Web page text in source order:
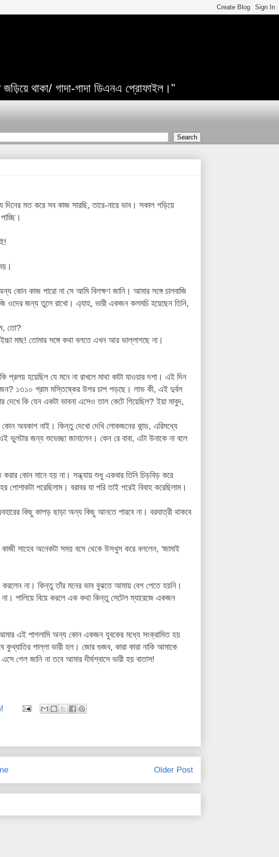
জড়িয়ে থাকা/ গাদা-গাদা ডিএনএ প্রোফাইল।"
মত করে সব কাজ সারছি, তারে-নারে ভাব। সকাল গড়িয়ে
কোন কাজ পারো না সে আমি বিলক্ষণ জানি। আমার সঙ্গে চালবাজি
ওদের জন্য তুলে রাখো। এ্যাহ, ভারী একজন কলমচি হয়েছেন তিনি,
তো?
মাছ! তোমার সঙ্গে কথা বলতে এখন আর ভাল্লাগছে না।
হয়েছিল যে মনে না রাখলে মাথা কাটা যাওয়ার দশা। এই দিন
১৩১০ গ্রাম মস্তিষ্কের উপর চাপ পড়ছে। লাভ কী, এই দুর্বল
কি যেন একটা ভাবনা এসেও তাল কেটে গিয়েছিল? ইয়া মাবুদ,
কোন অবকাশ নাই। কিন্তু দেখো দেখি লোকজনের কান্ড, এরিমধ্যে
জন্য শুভেচ্ছা জানালেন। কেন রে বাবা, এটা উনাকে না বলে
করার কোন মানে হয় না। সন্ধ্যায় শুধু একবার তিনি চিড়বিড় করে
পরেছিলাম। বরাবর যা পরি তাই পরেই বিবাহ করেছিলাম।
কিছু কাপড় ছাড়া অন্য কিছু আনতে পারবে না। বরযাত্রী থাকবে
সাহেব অনেকটা সময় বসে থেকে উসখুস করে বললেন, 'জামাই
না। কিন্তু তাঁর মনের ভাব বুঝতে আমায় বেগ পেতে হয়নি।
পালিয়ে বিয়ে করলে এক কথা কিন্তু সেটেল ম্যারেজে একজন
এই পাগলামি অন্য কোন একজন যুবকের মধ্যে সংক্রামিত হয়
পাল্লা ভারী হল। জোর গুজব, কারা কারা নাকি আমাকে
গেল জানি না তবে আমার দীর্ঘশ্বাসে ভারী হয় বাতাস!
Older Post